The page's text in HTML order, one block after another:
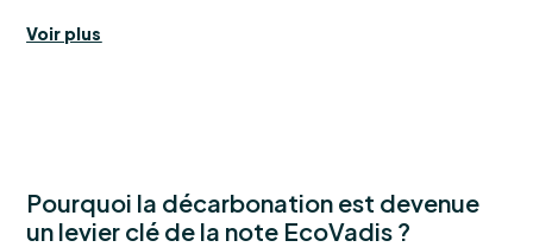
Voir plus
Pourquoi la décarbonation est devenue
un levier clé de la note EcoVadis ?